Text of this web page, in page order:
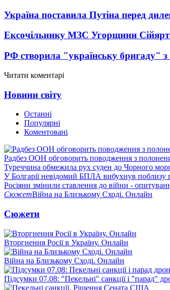
Україна поставила Путіна перед
Ексочільнику МЗС Угорщини
РФ створила "українську бригаду"
Читати коментарі
Новини світу
Останні
Популярні
Коментовані
Радбез ООН обговорить поводження з
Туреччина обмежила рух суден до Чорного
У Болгарії невідомий БПЛА вибухнув поблизу
Росіяни змінили ставлення до війни -
СюжетВійна на Близькому Сході. Онлайн
Сюжети
Вторгнення Росії в Україну. Онлайн
Війна на Близькому Сході. Онлайн
Підсумки 07.08: "Пекельні" санкції і "парад"